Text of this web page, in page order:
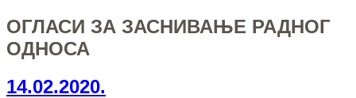
ОГЛАСИ ЗА ЗАСНИВАЊЕ РАДНОГ
ОДНОСА
14.02.2020.